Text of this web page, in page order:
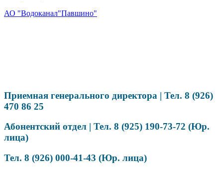
АО "Водоканал"Павшино"
Приемная генерального директора | Тел. 8 (926)
470 86 25
Абонентский отдел | Тел. 8 (925) 190-73-72 (Юр.
лица)
Тел. 8 (926) 000-41-43 (Юр. лица)